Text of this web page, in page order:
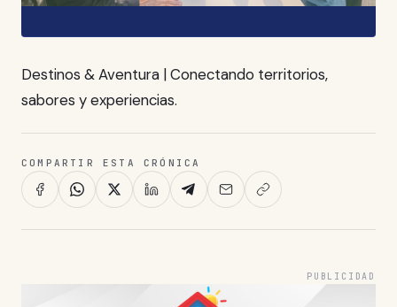
Destinos & Aventura | Conectando territorios,
sabores y experiencias.
COMPARTIR ESTA CRÓNICA
PUBLICIDAD